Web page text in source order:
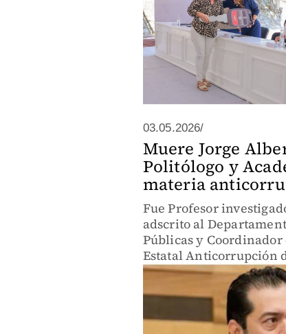
03.05.2026/
Muere Jorge
Politólogo y
materia
Fue Profesor
adscrito al
Públicas y Coordinador
Estatal Anticorrupción